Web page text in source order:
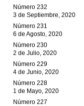
Número 232
3 de Septiembre, 2020
Número 231
6 de Agosto, 2020
Número 230
2 de Julio, 2020
Número 229
4 de Junio, 2020
Número 228
1 de Mayo, 2020
Número 227